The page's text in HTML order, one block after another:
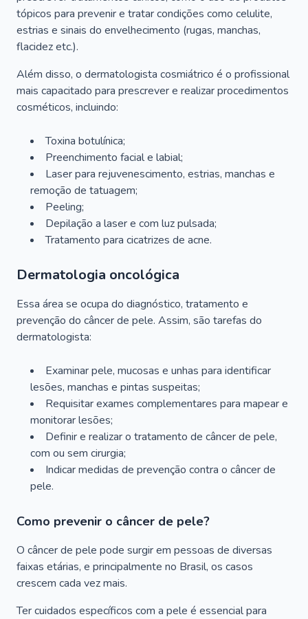
tópicos para prevenir e tratar condições como celulite,
estrias e sinais do envelhecimento (rugas, manchas,
flacidez etc.).
Além disso, o dermatologista cosmiátrico é o profissional
mais capacitado para prescrever e realizar procedimentos
cosméticos, incluindo:
Toxina botulínica;
Preenchimento facial e labial;
Laser para rejuvenescimento, estrias, manchas e
remoção de tatuagem;
Peeling;
Depilação a laser e com luz pulsada;
Tratamento para cicatrizes de acne.
Dermatologia oncológica
Essa área se ocupa do diagnóstico, tratamento e
prevenção do câncer de pele. Assim, são tarefas do
dermatologista:
Examinar pele, mucosas e unhas para identificar
lesões, manchas e pintas suspeitas;
Requisitar exames complementares para mapear e
monitorar lesões;
Definir e realizar o tratamento de câncer de pele,
com ou sem cirurgia;
Indicar medidas de prevenção contra o câncer de
pele.
Como prevenir o câncer de pele?
O câncer de pele pode surgir em pessoas de diversas
faixas etárias, e principalmente no Brasil, os casos
crescem cada vez mais.
Ter cuidados específicos com a pele é essencial para